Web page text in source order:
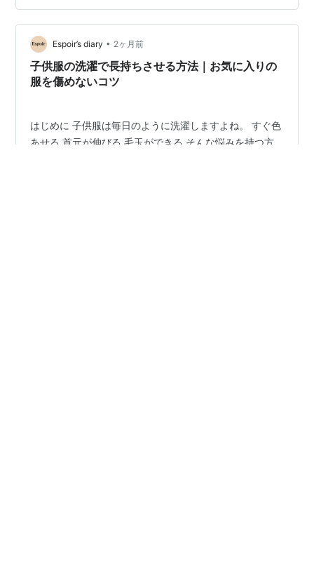
パジャマ 2〜3セット 季節ごとに準備しておくと安心で
す。 低学年と高学年の違い 低学年 汚れやすい 着替えが
多い そのため服は少し多めに用意しましょう。 高学年
汚…
Espoir’s diary • 2ヶ月前
子供服の洗濯で長持ちさせる方法｜お気に入りの
服を傷めないコツ
はじめに 子供服は毎日のように洗濯しますよね。 すぐ色
あせる 首元が伸びる 毛玉ができる そんな悩みを持つ方